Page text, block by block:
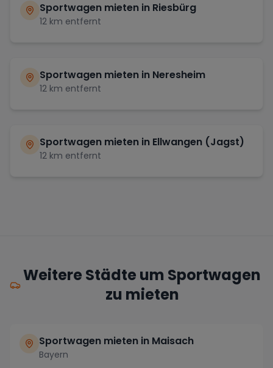
Sportwagen mieten in Riesbürg
12 km entfernt
Sportwagen mieten in Neresheim
12 km entfernt
Sportwagen mieten in Ellwangen (Jagst)
12 km entfernt
Weitere Städte um Sportwagen
zu mieten
Sportwagen mieten in Maisach
Bayern